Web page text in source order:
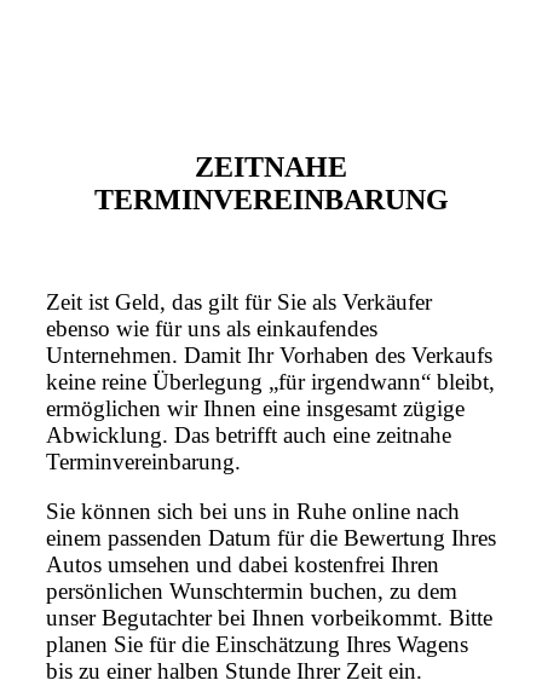
ZEITNAHE
TERMINVEREINBARUNG
Zeit ist Geld, das gilt für Sie als Verkäufer
ebenso wie für uns als einkaufendes
Unternehmen. Damit Ihr Vorhaben des Verkaufs
keine reine Überlegung „für irgendwann“ bleibt,
ermöglichen wir Ihnen eine insgesamt zügige
Abwicklung. Das betrifft auch eine zeitnahe
Terminvereinbarung.
Sie können sich bei uns in Ruhe online nach
einem passenden Datum für die Bewertung Ihres
Autos umsehen und dabei kostenfrei Ihren
persönlichen Wunschtermin buchen, zu dem
unser Begutachter bei Ihnen vorbeikommt. Bitte
planen Sie für die Einschätzung Ihres Wagens
bis zu einer halben Stunde Ihrer Zeit ein.